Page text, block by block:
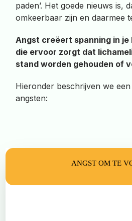
paden’. Het goede nieuws is,
omkeerbaar zijn en daarmee
Angst creëert spanning in je
die ervoor zorgt dat
stand worden gehouden of
Hieronder beschrijven we
angsten:
ANGST OM TE